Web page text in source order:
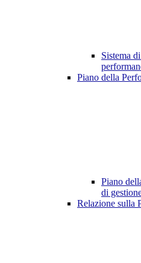
Sistema
Piano della
Piano
di
Relazione sulla